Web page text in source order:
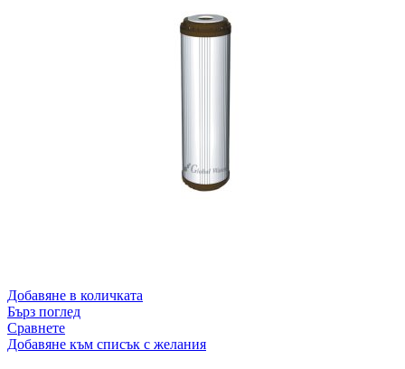
Добавяне в количката
Бърз поглед
Сравнете
Добавяне към списък с желания